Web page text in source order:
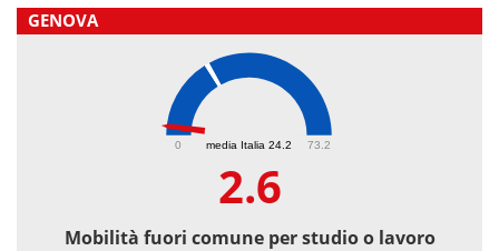
GENOVA
media Italia 24.2
0 73.2
2.6
Mobilità fuori comune per studio o lavoro